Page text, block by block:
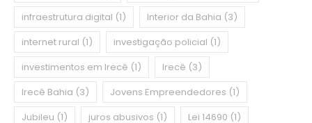
infraestrutura digital (1) Interior da Bahia (3)
internet rural (1) investigação policial (1)
investimentos em Irecê (1) Irecê (3)
Irecê Bahia (3) Jovens Empreendedores (1)
Jubileu (1) juros abusivos (1) Lei 14690 (1)